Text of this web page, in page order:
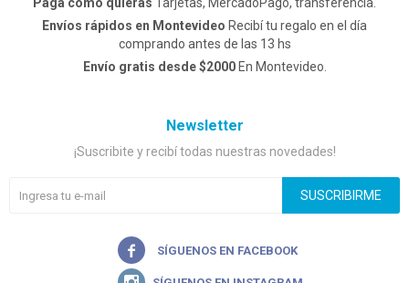
Envíos rápidos en Montevideo Recibí tu regalo en el día
comprando antes de las 13 hs
Envío gratis desde $2000En Montevideo.
Newsletter
¡Suscribite y recibí todas nuestras novedades!
SUSCRIBIRME
